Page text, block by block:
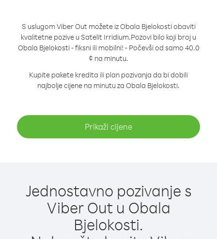
S uslugom Viber Out možete iz Obala Bjelokosti obaviti
kvalitetne pozive u Satelit Irridium.Pozovi bilo koji broj u
Obala Bjelokosti - fiksni ili mobilni! - Počevši od samo 40.0
¢ na minutu.
Kupite pakete kredita ili plan pozivanja da bi dobili
najbolje cijene na minutu za Obala Bjelokosti.
Prikaži cijene
Jednostavno pozivanje s
Viber Out u Obala
Bjelokosti.